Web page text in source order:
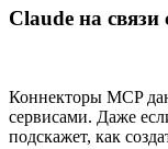
Claude на
Коннекторы MCP
сервисами. Даже
подскажет, как